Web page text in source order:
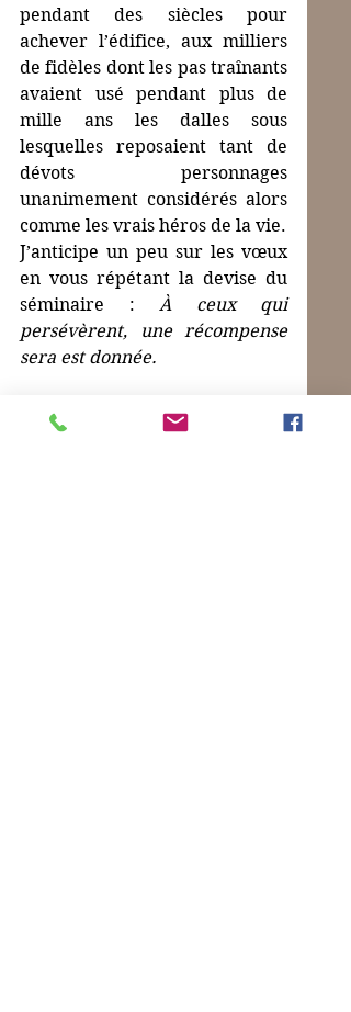
pendant des siècles pour
achever l’édifice, aux milliers
de fidèles dont les pas traînants
avaient usé pendant plus de
mille ans les dalles sous
lesquelles reposaient tant de
dévots personnages
unanimement considérés alors
comme les vrais héros de la vie.
J’anticipe un peu sur les vœux
en vous répétant la devise du
séminaire : À ceux qui
persévèrent, une récompense
sera est donnée.
Photo :
Le petit déjeuner
d'Oreste.